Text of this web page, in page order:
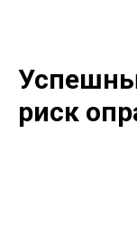
риск